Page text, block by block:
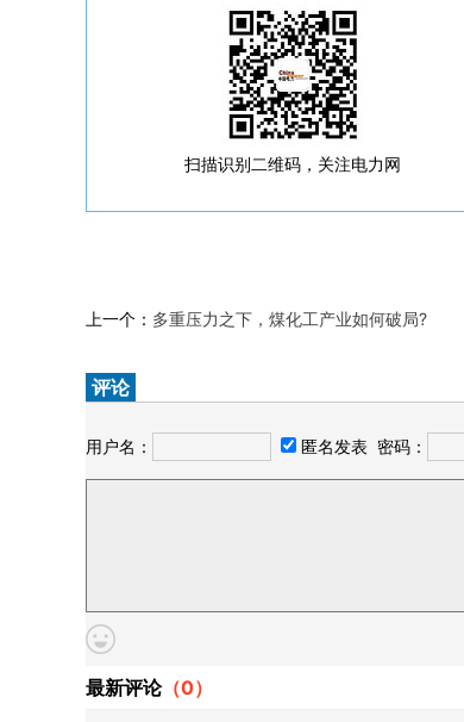
扫描识别二维码，关注电力网
上一个： 多重压力之下，煤化工产业如何破局?
评论
用户名： 匿名发表 密码：
最新评论（0）